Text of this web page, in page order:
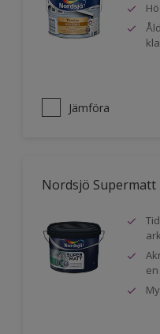
Jämföra
Nordsjö Supermatt